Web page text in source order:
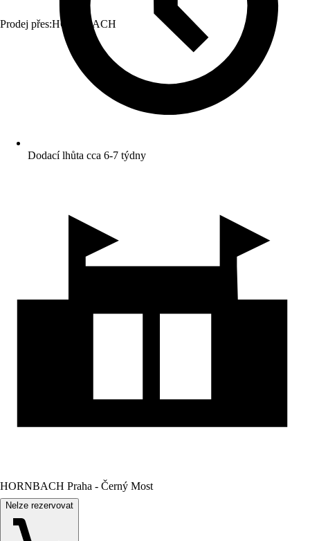
Prodej přes:HORNBACH
Dodací lhůta cca 6-7 týdny
HORNBACH Praha - Černý Most
Nelze rezervovat